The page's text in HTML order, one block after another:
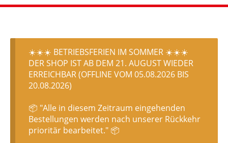
☀️☀️☀️ BETRIEBSFERIEN IM SOMMER ☀️☀️☀️
DER SHOP IST AB DEM 21. AUGUST WIEDER
ERREICHBAR (OFFLINE VOM 05.08.2026 BIS
20.08.2026)
📦 "Alle in diesem Zeitraum eingehenden
Bestellungen werden nach unserer Rückkehr
prioritär bearbeitet." 📦